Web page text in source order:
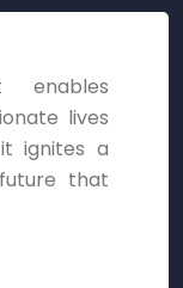
enables
lives
ignites a
that
for young